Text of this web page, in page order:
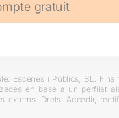
Escenes i Públics, SL.
en base a un perfilat
externs. Drets: Accedir,